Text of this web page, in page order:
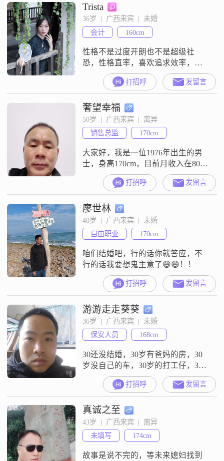
重视家庭，认为家庭是生活的重心
##3002##我有很强的责任感，无论
是对工作还是对家庭，我都会尽自
己最大的努力去承担和履行
##3002##
Trista
36岁  |  广西来宾  |  未婚
会计
160cm
性格不是过度开朗也不是超级社
恐，性格直率，喜欢追求效率，生
活作息规律，爱干净爱整洁，无不
良嗜好##3002##平时喜欢逛街
##3001##旅游##3001##听音乐，闲
暇时会看看剧##3001##研究简单的
烘焙，享受慢节奏的生活##3002##
家庭氛围和睦，父母通情达理
##3002##期待遇到一位性格成熟
##3001#
打招呼 发留言
奢望幸福
50岁  |  广西来宾  |  离异
销售总监
170cm
大家好，我是一位1976年出生的男
士，身高170cm，目前月收入在8001
到12000元之间，工作地点在来宾
##3002##我的学历是高中及以下，
但我相信一个人的品格和能力比学
历更重要##3002##我性格真诚可
靠，总是愿意帮助别人，随和易相
处，不会轻易与人发生争执
##3002##在生活中，我非常有耐
心，能够包容他人的
打招呼 发留言
廖世林
48岁  |  广西来宾  |  未婚
自由职业
170cm
咱们结婚吧，行的话你就答应，不
行的话我要想鬼主意了😄😄！！
打招呼 发留言
游游走走葵葵
36岁  |  广西来宾  |  未婚
保安人员
168cm
30还没结婚，30岁有爸妈的房，30
岁没自己的车，30岁的打工仔，30
岁了，是该结婚了。
打招呼 发留言
真诚之至
43岁  |  广西来宾  |  离异
未填写
174cm
故事是说不完的，等未来媳妇找到